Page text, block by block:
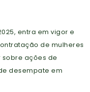
entra em vigor e
de mulheres
ações de
desempate em